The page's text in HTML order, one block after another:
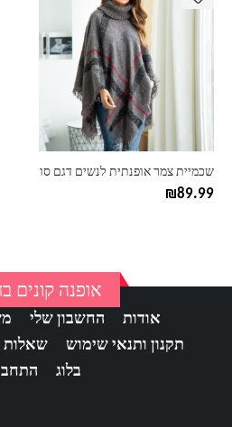
שכמיית צמר אופנתית לנשים דגם סו
₪89.99
המוצר
אופנה קונים
אודות החשבון שלי
תקנון ותנאי שימוש
שאלות
בלוג